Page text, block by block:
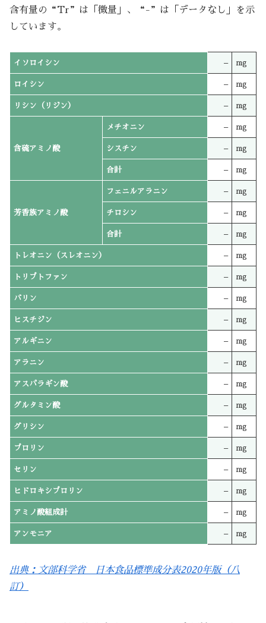
含有量の“Tr”は「微量」、“-”は「データなし」を示
しています。
イソロイシン – mg
ロイシン – mg
リシン（リジン） – mg
含硫アミノ酸
メチオニン – mg
シスチン – mg
合計 – mg
芳香族アミノ酸
フェニルアラニン – mg
チロシン – mg
合計 – mg
トレオニン（スレオニン） – mg
トリプトファン – mg
バリン – mg
ヒスチジン – mg
アルギニン – mg
アラニン – mg
アスパラギン酸 – mg
グルタミン酸 – mg
グリシン – mg
プロリン – mg
セリン – mg
ヒドロキシプロリン – mg
アミノ酸組成計 – mg
アンモニア – mg
出典：文部科学省 日本食品標準成分表2020年版（八
訂）